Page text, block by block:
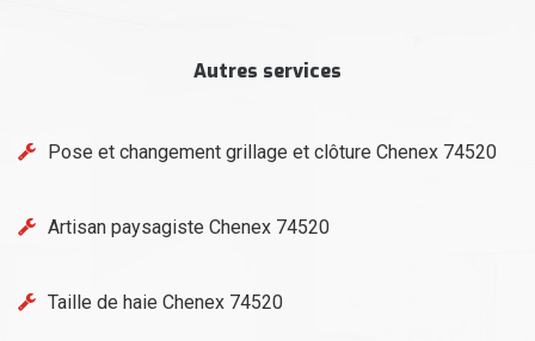
Autres services
Pose et changement grillage et clôture Chenex 74520
Artisan paysagiste Chenex 74520
Taille de haie Chenex 74520